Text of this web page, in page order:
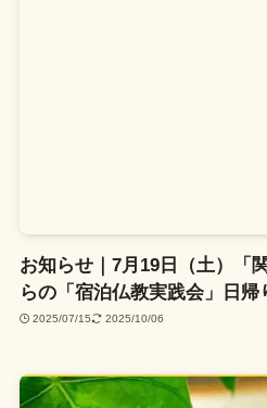
お知らせ｜7月19日（土）「
らの「宿泊仏教実践会」日帰
2025/07/15 2025/10/06